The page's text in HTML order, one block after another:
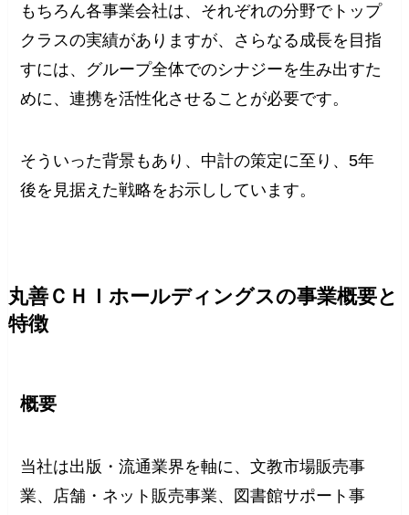
もちろん各事業会社は、それぞれの分野でトップ
クラスの実績がありますが、さらなる成長を目指
すには、グループ全体でのシナジーを生み出すた
めに、連携を活性化させることが必要です。
そういった背景もあり、中計の策定に至り、5年
後を見据えた戦略をお示ししています。
丸善ＣＨＩホールディングスの事業概要と
特徴
概要
当社は出版・流通業界を軸に、文教市場販売事
業、店舗・ネット販売事業、図書館サポート事